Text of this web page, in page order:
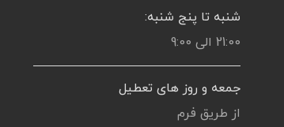
شنبه تا پنج شنبه:
21:00 الی 9:00
جمعه و روز های تعطیل
از طریق فرم